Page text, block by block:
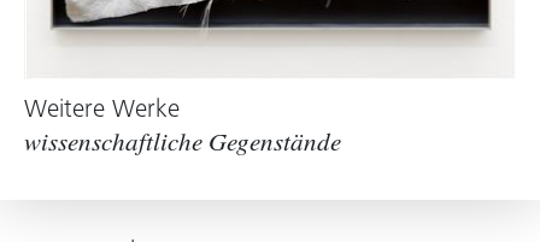
Weitere Werke
wissenschaftliche Gegenstände